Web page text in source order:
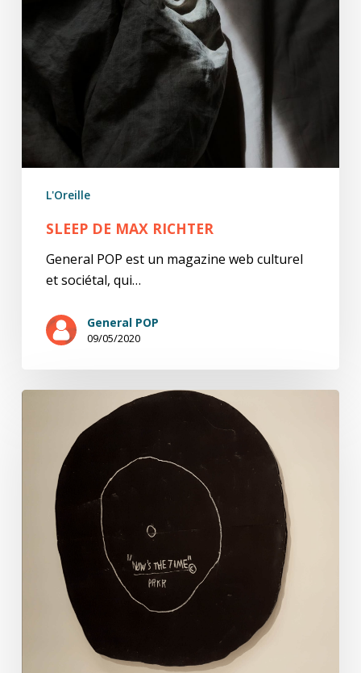
L'Oreille
SLEEP DE MAX RICHTER
General POP est un magazine web culturel
et sociétal, qui…
General POP
09/05/2020
chroniques
(11/12)